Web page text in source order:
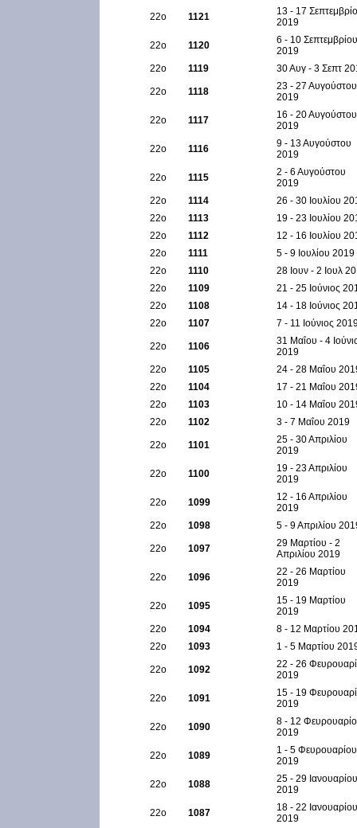
22ο 1121
13 - 17
2019
22ο 1120
6 - 10 Σεπτεμβρίου
2019
22ο
1119 30 Αυγ - 3 Σεπτ
22ο 1118
23 - 27 Αυγούστου
2019
22ο 1117
16 - 20 Αυγούστου
2019
22ο 1116
9 - 13 Αυγούστου
2019
22ο 1115
2 - 6 Αυγούστου
2019
22ο
1114
26 - 30 Ιουλίου
22ο
1113
19 - 23 Ιουλίου
22ο
1112
12 - 16 Ιουλίου
22ο
1111
5 - 9 Ιουλίου 2019
22ο
1110
28 Ιουν - 2 Ιουλ
22ο
1109
21 - 25 Ιούνιος
22ο
1108
14 - 18 Ιούνιος
22ο
1107 7 - 11 Ιούνιος
22ο 1106
31 Μαΐου - 4
2019
22ο
1105
24 - 28 Μαΐου
22ο
1104
17 - 21 Μαΐου
22ο
1103
10 - 14 Μαΐου
22ο
1102 3 - 7 Μαΐου 2019
22ο 1101
25 - 30 Απριλίου
2019
22ο 1100
19 - 23 Απριλίου
2019
22ο 1099
12 - 16 Απριλίου
2019
22ο
1098 5 - 9 Απριλίου
22ο 1097
29 Μαρτίου - 2
Απριλίου 2019
22ο 1096
22 - 26 Μαρτίου
2019
22ο 1095
15 - 19 Μαρτίου
2019
22ο
1094
8 - 12 Μαρτίου
22ο
1093 1 - 5 Μαρτίου
22ο 1092
22 - 26
2019
22ο 1091
15 - 19
2019
22ο 1090
8 - 12
2019
22ο 1089
1 - 5 Φευρουαρίου
2019
22ο 1088
25 - 29 Ιανουαρίου
2019
22ο 1087
18 - 22 Ιανουαρίου
2019